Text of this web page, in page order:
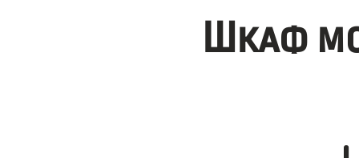
Шкаф